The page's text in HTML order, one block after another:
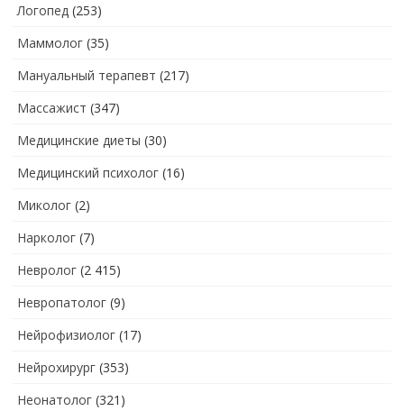
Логопед (253)
Маммолог (35)
Мануальный терапевт (217)
Массажист (347)
Медицинские диеты (30)
Медицинский психолог (16)
Миколог (2)
Нарколог (7)
Невролог (2 415)
Невропатолог (9)
Нейрофизиолог (17)
Нейрохирург (353)
Неонатолог (321)